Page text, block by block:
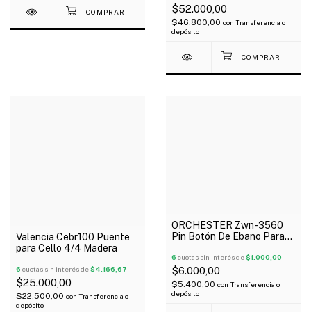
$52.000,00
$46.800,00 con Transferencia o
depósito
Valencia Cebr100 Puente
para Cello 4/4 Madera
6 cuotas sin interés de$4.166,67
$25.000,00
$22.500,00 con Transferencia o
depósito
ORCHESTER Zwn-3560
Pin Botón De Ebano Para
6 cuotas sin interés de$1.000,00
$6.000,00
$5.400,00 con Transferencia o
depósito